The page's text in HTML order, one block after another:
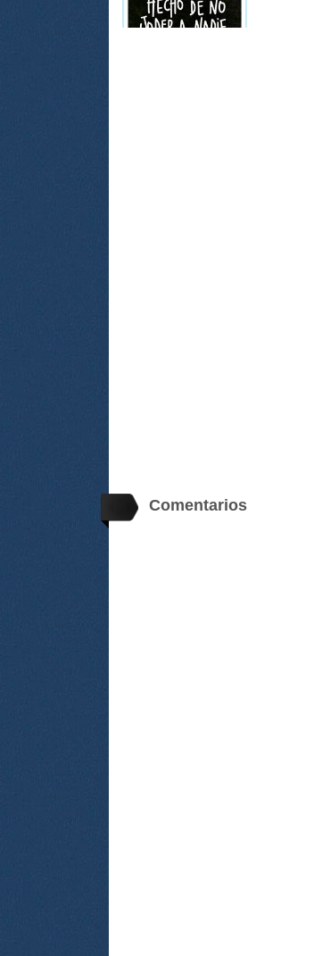
Comentarios